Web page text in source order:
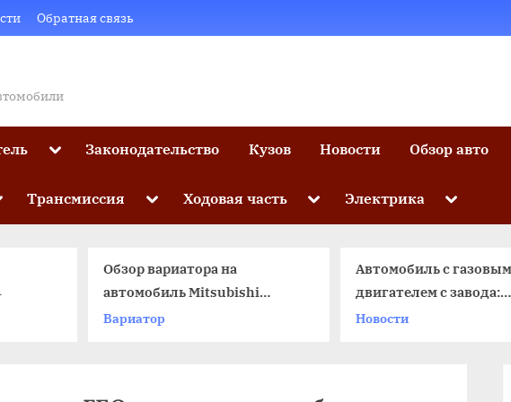
Обратная связь
ToggleЗаконодательство Кузов Новости Обзор авто
Трансмиссия Toggle
menu
Ходовая часть Toggle
menu
Электрика Toggle
menu
Обзор вариатора на
автомобиль Mitsubishi
Outlander
Вариатор
Автомобиль с газовым
двигателем с завода:
экономичность и
Новости